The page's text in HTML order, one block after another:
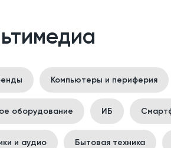
Компьютеры и периферия
оборудование ИБ
и аудио Бытовая техника